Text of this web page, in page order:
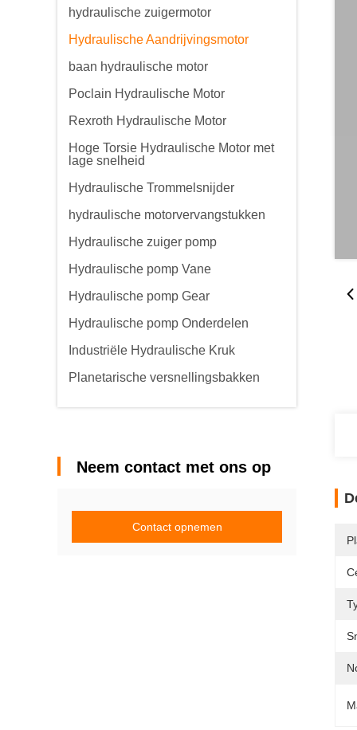
hydraulische zuigermotor
Hydraulische Aandrijvingsmotor
baan hydraulische motor
Poclain Hydraulische Motor
Rexroth Hydraulische Motor
Hoge Torsie Hydraulische Motor met
lage snelheid
Hydraulische Trommelsnijder
hydraulische motorvervangstukken
Hydraulische zuiger pomp
Hydraulische pomp Vane
Hydraulische pomp Gear
Hydraulische pomp Onderdelen
Industriële Hydraulische Kruk
Planetarische versnellingsbakken
Neem contact met ons op
Contact opnemen